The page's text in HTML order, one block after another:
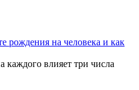
рождения на человека и как
каждого влияет три числа